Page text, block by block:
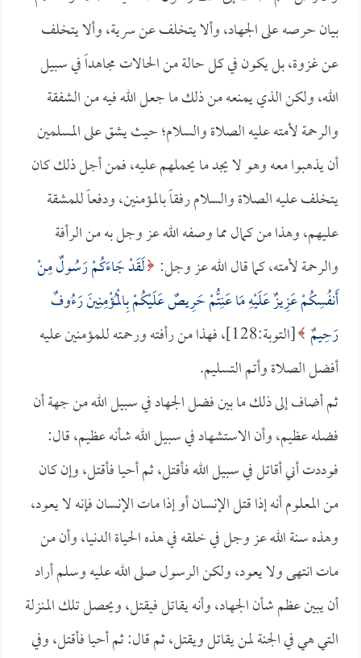
بيان حرصه على الجهاد، وألا يتخلف عن سرية، وألا يتخلف
عن غزوة، بل يكون في كل حالة من الحالات مجاهداً في سبيل
الله، ولكن الذي يمنعه من ذلك ما جعل الله فيه من الشفقة
والرحمة لأمته عليه الصلاة والسلام؛ حيث يشق على المسلمين
أن يذهبوا معه وهو لا يجد ما يحملهم عليه، فمن أجل ذلك كان
يتخلف عليه الصلاة والسلام رفقاً بالمؤمنين، ودفعاً للمشقة
عليهم، وهذا من كمال مما وصفه الله عز وجل به من الرأفة
والرحمة لأمته، كما قال الله عز وجل: لَقَدْ جَاءَكُمْ رَسُولٌ مِنْ
أَنفُسِكُمْ عَزِيزٌ عَلَيْهِ مَا عَنِتُّمْ حَرِيصٌ عَلَيْكُمْ بِالْمُؤْمِنِينَ رَءُوفٌ
رَحِيمٌ
[التوبة:128]، فهذا من رأفته ورحمته للمؤمنين عليه
أفضل الصلاة وأتم التسليم.
ثم أضاف إلى ذلك ما بين فضل الجهاد في سبيل الله من جهة أن
فضله عظيم، وأن الاستشهاد في سبيل الله شأنه عظيم، قال:
فوددت أني أقاتل في سبيل الله فأقتل، ثم أحيا فأقتل، وإن كان
من المعلوم أنه إذا قتل الإنسان أو إذا مات الإنسان فإنه لا يعود،
وهذه سنة الله عز وجل في خلقه في هذه الحياة الدنيا، وأن من
مات انتهى ولا يعود، ولكن الرسول صلى الله عليه وسلم أراد
أن يبين عظم شأن الجهاد، وأنه يقاتل فيقتل، ويحصل تلك المنزلة
التي هي في الجنة لمن يقاتل ويقتل، ثم قال: ثم أحيا فأقتل، وفي